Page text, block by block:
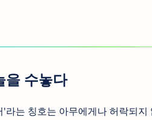
을 수놓다
는 칭호는 아무에게나 허락되지